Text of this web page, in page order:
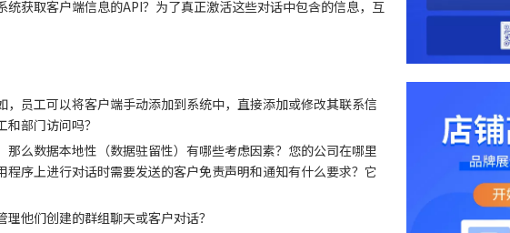
获取客户端信息的API？为了真正激活这些对话中包含的信息，互
员工可以将客户端手动添加到系统中，直接添加或修改其联系信
部门访问吗？
么数据本地性（数据驻留性）有哪些考虑因素？您的公司在哪里
序上进行对话时需要发送的客户免责声明和通知有什么要求？它
他们创建的群组聊天或客户对话？